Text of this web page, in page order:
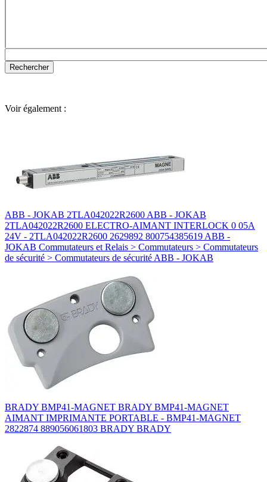
Voir également :
ABB - JOKAB 2TLA042022R2600 ABB - JOKAB
2TLA042022R2600 ELECTRO-AIMANT INTERLOCK 0 05A
24V - 2TLA042022R2600 2629892 800754385619 ABB -
JOKAB Commutateurs et Relais > Commutateurs > Commutateurs
de sécurité > Commutateurs de sécurité ABB - JOKAB
BRADY BMP41-MAGNET BRADY BMP41-MAGNET
AIMANT IMPRIMANTE PORTABLE - BMP41-MAGNET
2822874 889056061803 BRADY BRADY